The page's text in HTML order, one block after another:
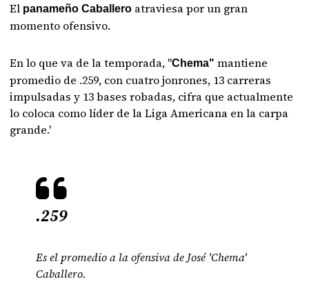
El panameño Caballero atraviesa por un gran
momento ofensivo.
En lo que va de la temporada, "Chema"mantiene
promedio de .259, con cuatro jonrones, 13 carreras
impulsadas y 13 bases robadas, cifra que actualmente
lo coloca como líder de la Liga Americana en la carpa
grande.'
.259
Es el promedio a la ofensiva de José 'Chema'
Caballero.